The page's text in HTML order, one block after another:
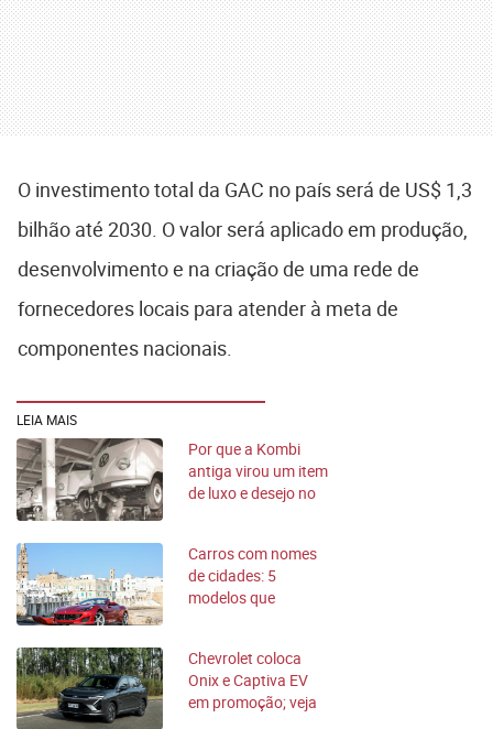
O investimento total da GAC no país será de US$ 1,3
bilhão até 2030. O valor será aplicado em produção,
desenvolvimento e na criação de uma rede de
fornecedores locais para atender à meta de
componentes nacionais.
LEIA MAIS
Por que a Kombi
antiga virou um item
de luxo e desejo no
Carros com nomes
de cidades: 5
modelos que
Chevrolet coloca
Onix e Captiva EV
em promoção; veja